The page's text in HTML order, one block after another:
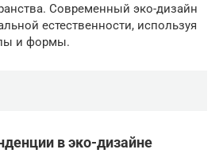
Современный эко-дизайн
естественности, используя
и формы.
в эко-дизайне